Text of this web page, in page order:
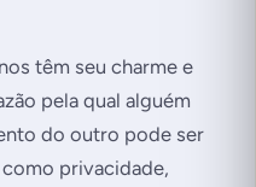
têm seu charme e
pela qual alguém
do outro pode ser
privacidade,